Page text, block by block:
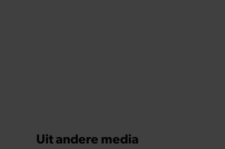
Herman Brood overleed na zijn sprong van het